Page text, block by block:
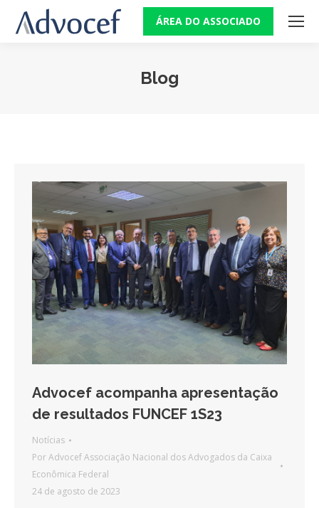
ÁREA DO ASSOCIADO
Blog
Advocef acompanha apresentação
de resultados FUNCEF 1S23
Notícias
PorAdvocef Associação Nacional dos Advogados da Caixa
Econômica Federal
24 de agosto de 2023